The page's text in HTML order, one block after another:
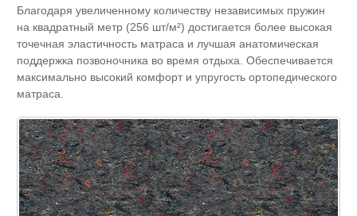
Благодаря увеличенному количеству независимых пружин
на квадратный метр (256 шт/м²) достигается более высокая
точечная эластичность матраса и лучшая анатомическая
поддержка позвоночника во время отдыха. Обеспечивается
максимально высокий комфорт и упругость ортопедического
матраса.